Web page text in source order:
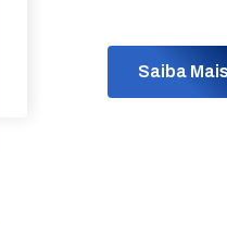
Saiba Mais